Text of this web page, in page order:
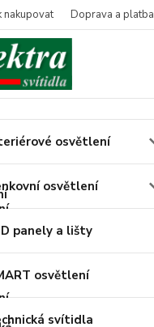
nakupovat Doprava a platba
osvětlení
osvětlení
panely a lišty
osvětlení
svítidla